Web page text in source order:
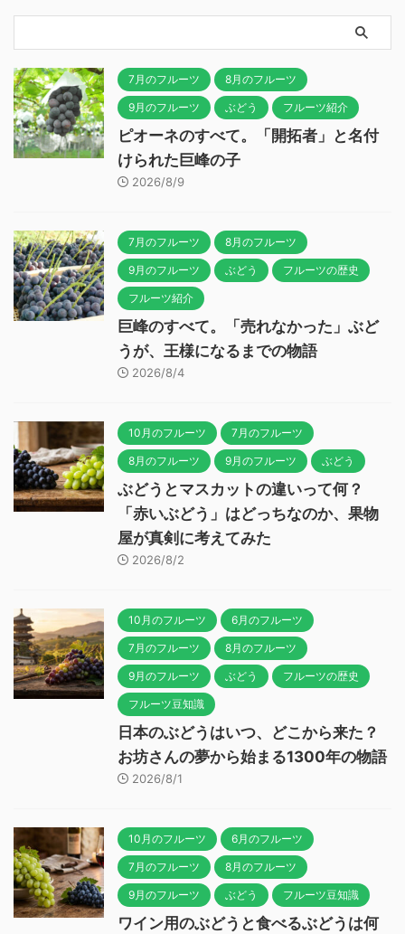
7月のフルーツ 8月のフルーツ
9月のフルーツ ぶどう フルーツ紹介
ピオーネのすべて。「開拓者」と名付
けられた巨峰の子
2026/8/9
7月のフルーツ 8月のフルーツ
9月のフルーツ ぶどう フルーツの歴史
フルーツ紹介
巨峰のすべて。「売れなかった」ぶど
うが、王様になるまでの物語
2026/8/4
10月のフルーツ 7月のフルーツ
8月のフルーツ 9月のフルーツ ぶどう
ぶどうとマスカットの違いって何？
「赤いぶどう」はどっちなのか、果物
屋が真剣に考えてみた
2026/8/2
10月のフルーツ 6月のフルーツ
7月のフルーツ 8月のフルーツ
9月のフルーツ ぶどう フルーツの歴史
フルーツ豆知識
日本のぶどうはいつ、どこから来た？
お坊さんの夢から始まる1300年の物語
2026/8/1
10月のフルーツ 6月のフルーツ
7月のフルーツ 8月のフルーツ
9月のフルーツ ぶどう フルーツ豆知識
ワイン用のぶどうと食べるぶどうは何